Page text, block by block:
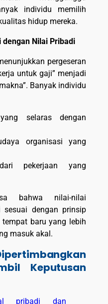
individu memilih
hidup mereka.
dengan Nilai Pribadi
pergeseran
untuk gaji” menjadi
Banyak individu
selaras dengan
organisasi yang
pekerjaan yang
bahwa nilai-nilai
sesuai dengan prinsip
baru yang lebih
masuk akal.
Keputusan